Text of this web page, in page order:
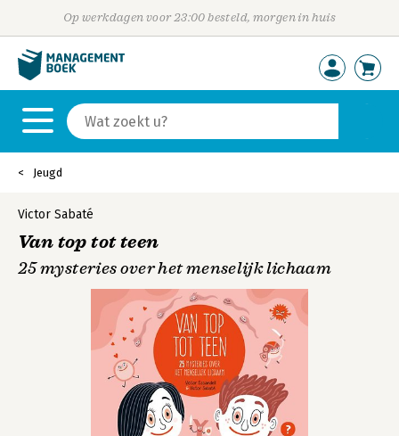
Op werkdagen voor 23:00 besteld, morgen in huis
Jeugd
Victor Sabaté
Van top tot teen
25 mysteries over het menselijk lichaam